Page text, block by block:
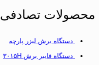
محصولات تصادفی
دستگاه برش لیزر پارچه
دستگاه فایبر برش ۳۰۱۵H